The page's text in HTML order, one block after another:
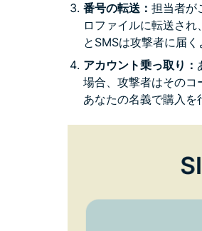
番号の転送： 担当者が
ロファイルに転送さ
とSMSは攻撃者に届く
アカウント乗っ取り：
場合、攻撃者はそのコ
あなたの名義で購入を